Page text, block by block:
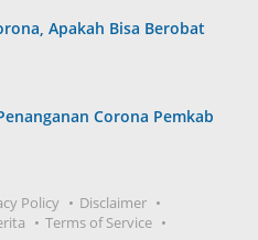
Apakah Bisa Berobat
Corona Pemkab
Policy
Disclaimer
Terms of Service